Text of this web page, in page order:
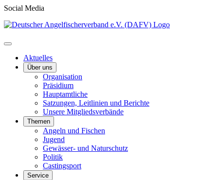
Social Media
Aktuelles
Über uns
Organisation
Präsidium
Hauptamtliche
Satzungen, Leitlinien und Berichte
Unsere Mitgliedsverbände
Themen
Angeln und Fischen
Jugend
Gewässer- und Naturschutz
Politik
Castingsport
Service